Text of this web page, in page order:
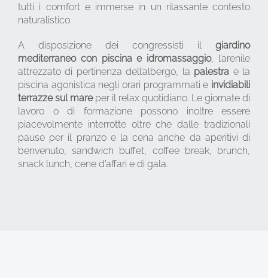
tutti i comfort e immerse in un rilassante contesto
naturalistico.
A disposizione dei congressisti il giardino
mediterraneo con piscina e idromassaggio, l’arenile
attrezzato di pertinenza dell’albergo, la palestra e la
piscina agonistica negli orari programmati e invidiabili
terrazze sul mareper il relax quotidiano. Le giornate di
lavoro o di formazione possono inoltre essere
piacevolmente interrotte oltre che dalle tradizionali
pause per il pranzo e la cena anche da aperitivi di
benvenuto, sandwich buffet, coffee break, brunch,
snack lunch, cene d’affari e di gala.